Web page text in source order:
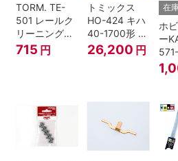
TORM. TE-
501 レールク
リーニングリ
キッド 100ml
715 円
トミックス
HO-424 キハ
40-1700形 タ
イフォン撤去
車 M HOゲー
26,200 円
在
ホ
ー
3